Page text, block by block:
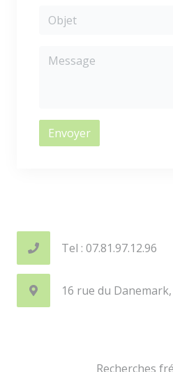
Envoyer
Tel : 07.81.97.12.96
16 rue du
Recherches